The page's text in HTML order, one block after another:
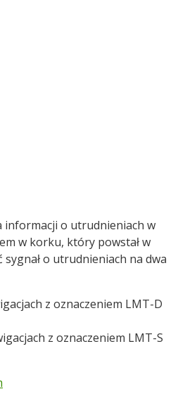
informacji o utrudnieniach w
w korku, który powstał w
o utrudnieniach na dwa
z oznaczeniem LMT-D
z oznaczeniem LMT-S